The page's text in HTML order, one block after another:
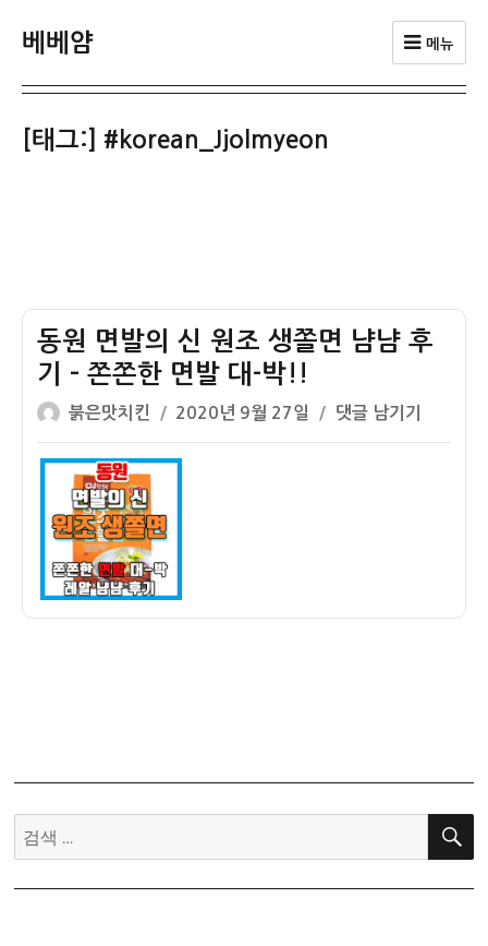
베베얌 메뉴
[태그:] #korean_Jjolmyeon
동원 면발의 신 원조 생쫄면 냠냠 후
기 – 쫀쫀한 면발 대-박!!
글
쓴
이
붉은맛치킨
작
성
일
2020년 9월 27일
동
원
댓글 남기기
검
색:
검